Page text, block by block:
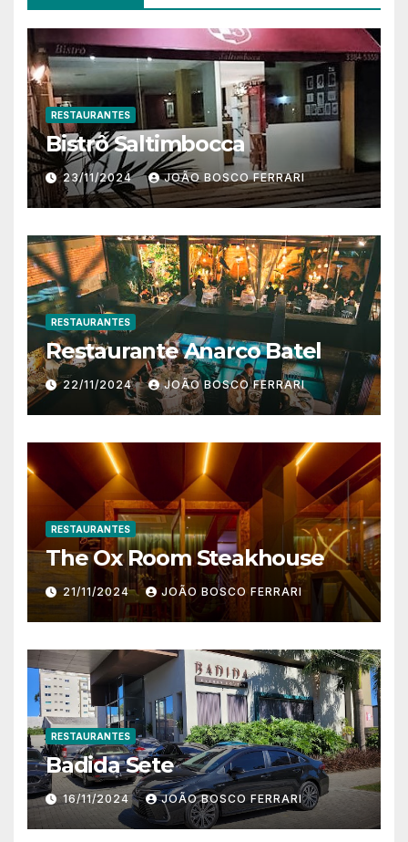
RESTAURANTES
Bistrô Saltimbocca
23/11/2024 JOÃO BOSCO FERRARI
RESTAURANTES
Restaurante Anarco Batel
22/11/2024 JOÃO BOSCO FERRARI
RESTAURANTES
The Ox Room Steakhouse
21/11/2024 JOÃO BOSCO FERRARI
RESTAURANTES
Badida Sete
16/11/2024 JOÃO BOSCO FERRARI